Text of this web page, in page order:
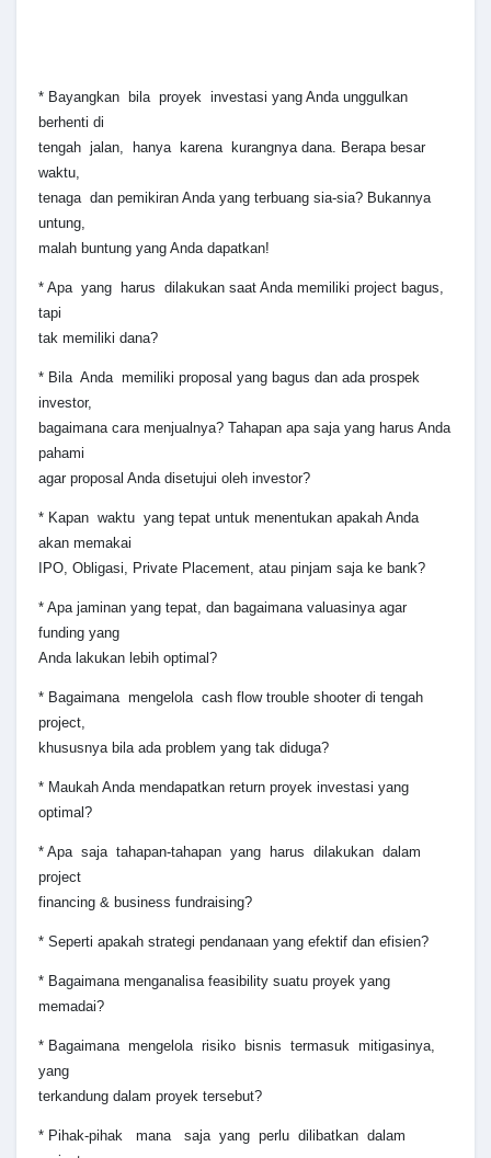
* Bayangkan bila proyek investasi yang Anda unggulkan
berhenti di
tengah jalan, hanya karena kurangnya dana. Berapa besar
waktu,
tenaga dan pemikiran Anda yang terbuang sia-sia? Bukannya
untung,
malah buntung yang Anda dapatkan!
* Apa yang harus dilakukan saat Anda memiliki project bagus,
tapi
tak memiliki dana?
* Bila Anda memiliki proposal yang bagus dan ada prospek
investor,
bagaimana cara menjualnya? Tahapan apa saja yang harus Anda
pahami
agar proposal Anda disetujui oleh investor?
* Kapan waktu yang tepat untuk menentukan apakah Anda
akan memakai
IPO, Obligasi, Private Placement, atau pinjam saja ke bank?
* Apa jaminan yang tepat, dan bagaimana valuasinya agar
funding yang
Anda lakukan lebih optimal?
* Bagaimana mengelola cash flow trouble shooter di tengah
project,
khususnya bila ada problem yang tak diduga?
* Maukah Anda mendapatkan return proyek investasi yang
optimal?
* Apa saja tahapan-tahapan yang harus dilakukan dalam
project
financing & business fundraising?
* Seperti apakah strategi pendanaan yang efektif dan efisien?
* Bagaimana menganalisa feasibility suatu proyek yang
memadai?
* Bagaimana mengelola risiko bisnis termasuk mitigasinya,
yang
terkandung dalam proyek tersebut?
* Pihak-pihak mana saja yang perlu dilibatkan dalam